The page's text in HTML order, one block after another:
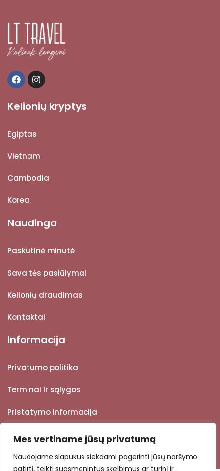
Mes vertiname jūsų privatumą
Naudojame slapukus siekdami pagerinti jūsų naršymo
patirtį, teikti suasmenintus skelbimus ar turinį ir
Kelionių kryptys
Egiptas
Vietnam
Cambodia
Korea
Naudinga
Paskutinė minutė
Savaitės pasiūlymai
Kelionių draudimas
Kontaktai
Informacija
Privatumo politika
Terminai ir sąlygos
Pristatymo informacija
Grąžinimo informacija